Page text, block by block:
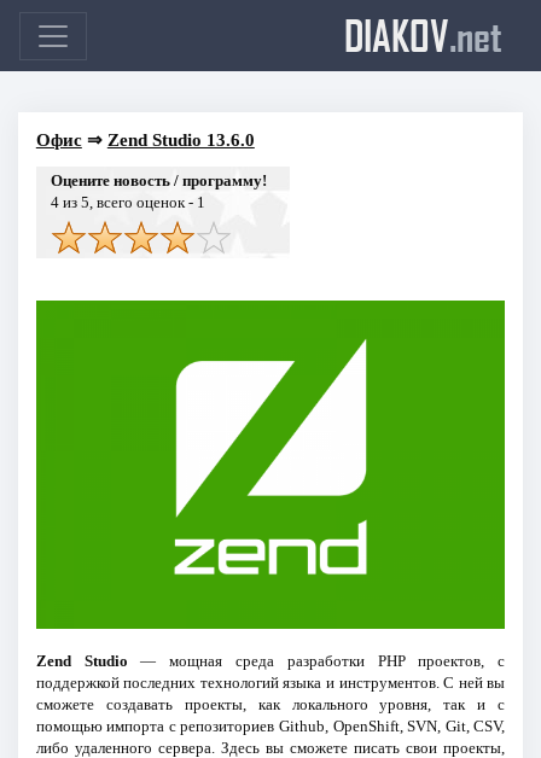
DIAKOV.net
Офис⇒ Zend Studio 13.6.0
Оцените новость / программу!
4из 5, всего оценок - 1
Zend Studio — мощная среда разработки PHP проектов, с
поддержкой последних технологий языка и инструментов. С ней вы
сможете создавать проекты, как локального уровня, так и с
помощью импорта с репозиториев Github, OpenShift, SVN, Git, CSV,
либо удаленного сервера. Здесь вы сможете писать свои проекты,